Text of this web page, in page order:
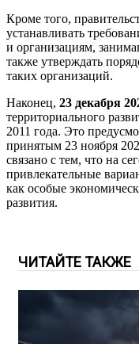
Кроме того,
устанавливать
и организациям,
также утверждать
таких организаций.
Наконец, 23 декабря
территориального
2011 года. Это
принятым 23 ноября
связано с тем, что на
привлекательные
как особые
развития.
ЧИТАЙТЕ ТАКЖЕ